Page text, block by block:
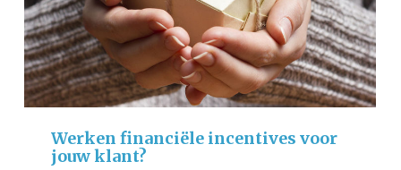
Werken financiële incentives voor
jouw klant?